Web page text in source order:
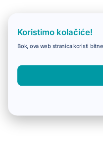
Koristimo kolačiće!
Bok, ova web stranica koristi